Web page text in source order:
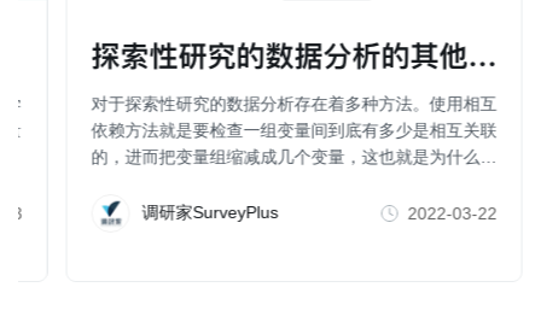
学
量
探索性研究的数据分析的其他方法（
对于探索性研究的数据分析存在着多种方法。使用相互
依赖方法就是要检查一组变量间到底有多少是相互关联
的，进而把变量组缩减成几个变量，这也就是为什么一
化方法。调研家SurveyPlus 2022-03-22